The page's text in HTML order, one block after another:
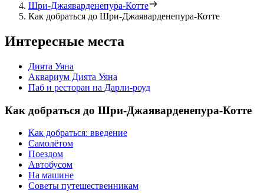
Шри-Джаяварденепура-Котте
Как добраться до Шри-Джаяварденепура-Котте
Интересные места
Дията Уяна
Аквариум Дията Уяна
Паб и ресторан на Дарли-роуд
Как добраться до Шри-Джаяварденепура-Котте
Как добраться: введение
Самолётом
Поездом
Автобусом
На машине
Советы путешественникам